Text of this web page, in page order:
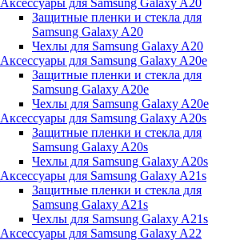
Защитные пленки и стекла для
Samsung Galaxy A20
Чехлы для Samsung Galaxy A20
Аксессуары для Samsung Galaxy A20e
Защитные пленки и стекла для
Samsung Galaxy A20e
Чехлы для Samsung Galaxy A20e
Аксессуары для Samsung Galaxy A20s
Защитные пленки и стекла для
Samsung Galaxy A20s
Чехлы для Samsung Galaxy A20s
Аксессуары для Samsung Galaxy A21s
Защитные пленки и стекла для
Samsung Galaxy A21s
Чехлы для Samsung Galaxy A21s
Аксессуары для Samsung Galaxy A22